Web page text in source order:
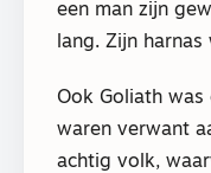
een man zijn
lang. Zijn
Ook Goliath was
waren verwant
achtig volk,